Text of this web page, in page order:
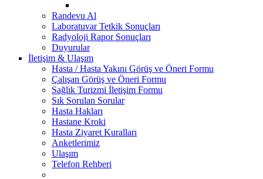
Randevu Al
Laboratuvar Tetkik Sonuçları
Radyoloji Rapor Sonuçları
Duyurular
İletişim & Ulaşım
Hasta / Hasta Yakını Görüş ve Öneri Formu
Çalışan Görüş ve Öneri Formu
Sağlık Turizmi İletişim Formu
Sık Sorulan Sorular
Hasta Hakları
Hastane Kroki
Hasta Ziyaret Kuralları
Anketlerimiz
Ulaşım
Telefon Rehberi